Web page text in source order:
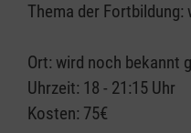
Thema der Fortbildung:
Ort: wird noch bekannt
Uhrzeit: 18 - 21:15 Uhr
Kosten: 75€